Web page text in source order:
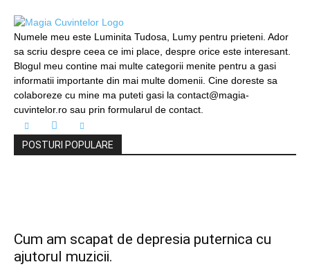
Numele meu este Luminita Tudosa, Lumy pentru prieteni. Ador
sa scriu despre ceea ce imi place, despre orice este interesant.
Blogul meu contine mai multe categorii menite pentru a gasi
informatii importante din mai multe domenii. Cine doreste sa
colaboreze cu mine ma puteti gasi la contact@magia-
cuvintelor.ro sau prin formularul de contact.
POSTURI POPULARE
Cum am scapat de depresia puternica cu
ajutorul muzicii.